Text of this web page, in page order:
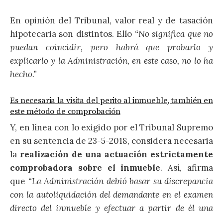
En opinión del Tribunal, valor real y de tasación
hipotecaria son distintos. Ello “No significa que no
puedan coincidir, pero habrá que probarlo y
explicarlo y la Administración, en este caso, no lo ha
hecho.”
Es necesaria la visita del perito al inmueble, también en
este método de comprobación
Y, en línea con lo exigido por el Tribunal Supremo
en su sentencia de 23-5-2018, considera necesaria
la realización de una actuación estrictamente
comprobadora sobre el inmueble. Así, afirma
que “La Administración debió basar su discrepancia
con la autoliquidación del demandante en el examen
directo del inmueble y efectuar a partir de él una